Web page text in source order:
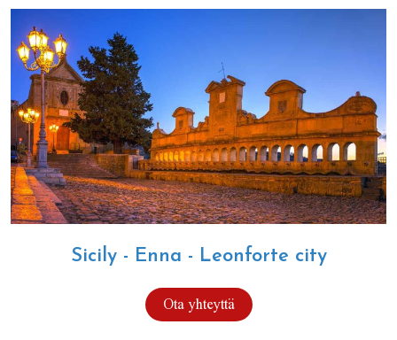
Sicily - Enna - Leonforte city
Ota yhteyttä